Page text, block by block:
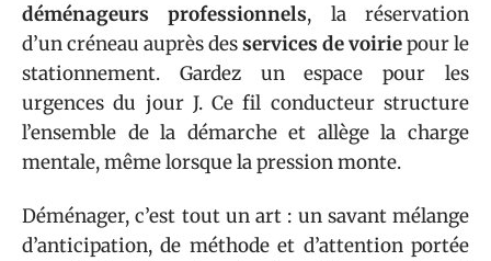
déménageurs professionnels, la réservation
d’un créneau auprès desservices de voiriepour le
stationnement. Gardez un espace pour les
urgences du jour J. Ce fil conducteur structure
l’ensemble de la démarche et allège la charge
mentale, même lorsque la pression monte.
Déménager, c’est tout un art : un savant mélange
d’anticipation, de méthode et d’attention portée